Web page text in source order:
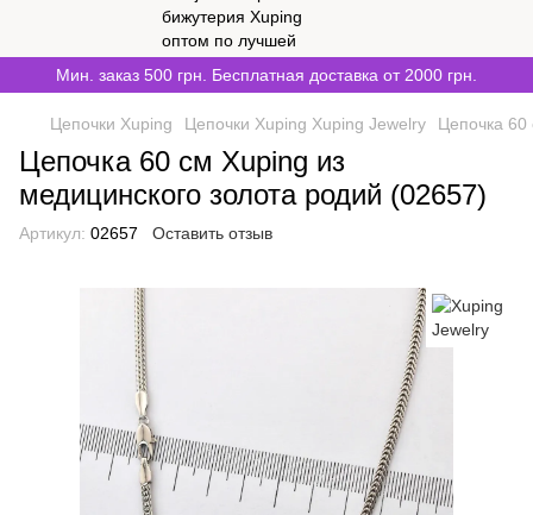
Мин. заказ 500 грн. Бесплатная доставка от 2000 грн.
Цепочки Xuping Цепочки Xuping Xuping Jewelry Цепочка 60
Цепочка 60 см Xuping из
медицинского золота родий (02657)
Артикул: 02657 Оставить отзыв